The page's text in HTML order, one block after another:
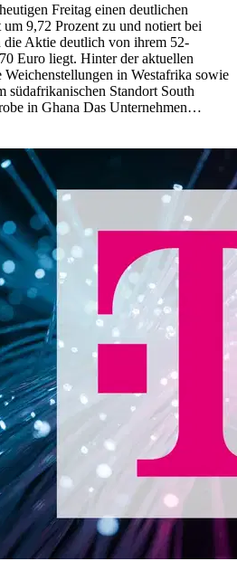
Freitag einen deutlichen
9,72 Prozent zu und notiert bei
die Aktie deutlich von ihrem 52-
Euro liegt. Hinter der aktuellen
Weichenstellungen in Westafrika sowie
südafrikanischen Standort South
in Ghana Das Unternehmen…